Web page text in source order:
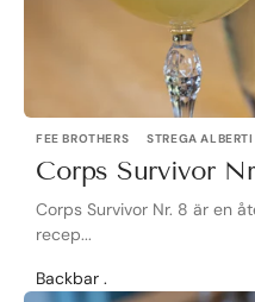
FEE BROTHERS STREGA ALBERTI
Corps Survivor
Corps Survivor Nr. 8 är en
recep...
Backbar .